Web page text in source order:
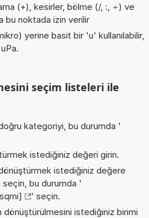
(+), kesirler, bölme (/, :, ÷) ve
bu noktada izin verilir
yerine basit bir 'u' kullanılabilir,
seçim listeleri ile
kategoriyi, bu durumda '
istediğiniz değeri girin.
istediğiniz değere
bu durumda '
' seçin.
dönüştürülmesini istediğiniz birimi